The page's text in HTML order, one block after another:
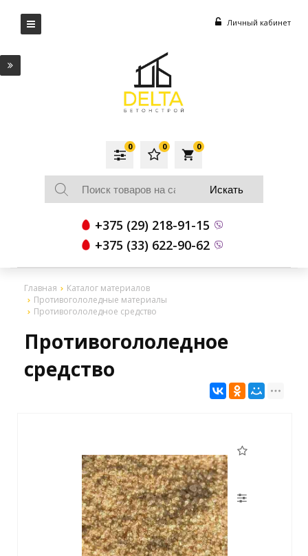
Личный кабинет
local_grocery_store
0
0
0
+375 (29) 218-91-15
+375 (33) 622-90-62
Главная
Каталог материалов
Противогололедные материалы
Противогололедное средство
Противогололедное
средство